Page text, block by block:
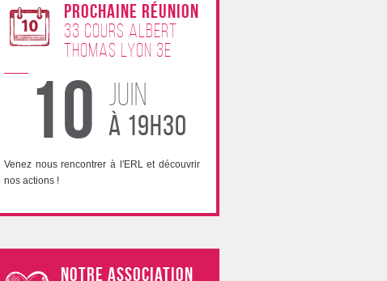
Prochaine Réunion
33 Cours Albert
Thomas lyon 3e
10 juin
à 19h30
Venez nous rencontrer à l'ERL et découvrir
nos actions !
Notre association